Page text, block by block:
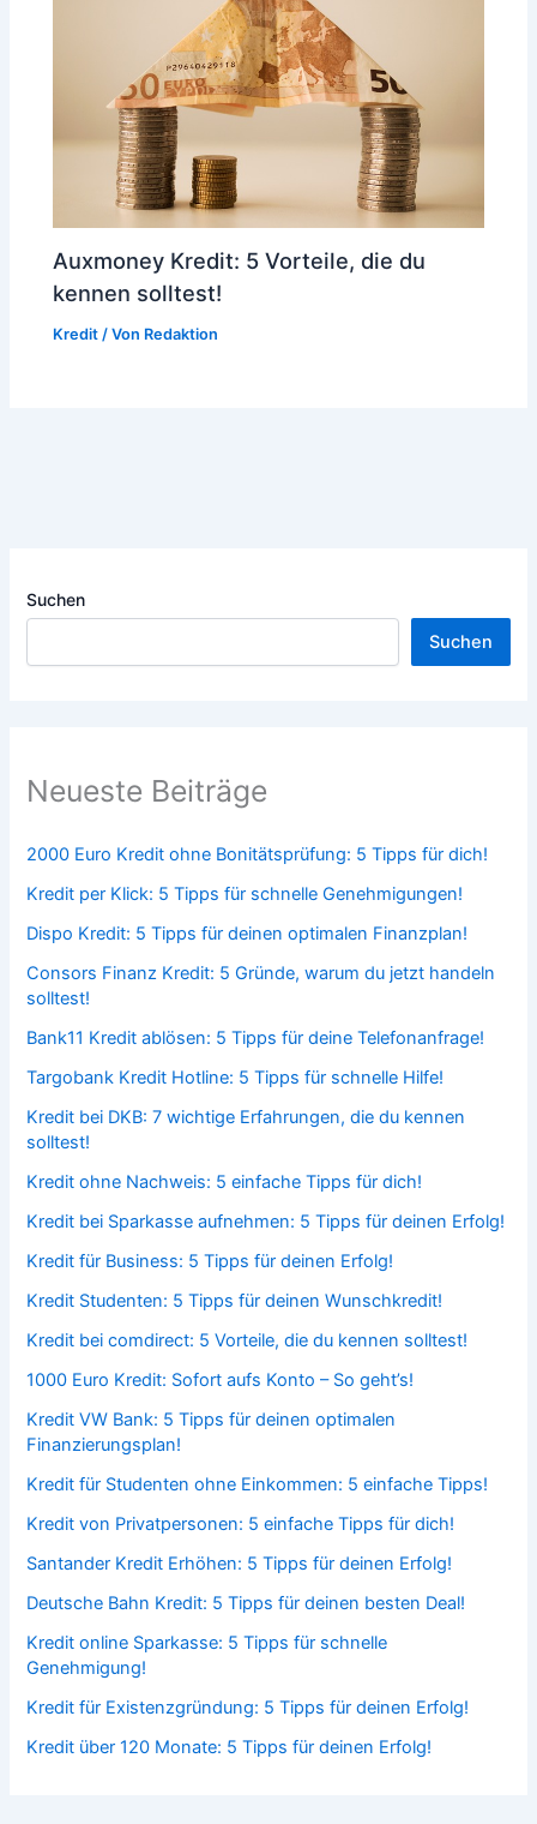
Auxmoney Kredit: 5 Vorteile, die du
kennen solltest!
Kredit / Von Redaktion
Suchen
Suchen
Neueste Beiträge
2000 Euro Kredit ohne Bonitätsprüfung: 5 Tipps für dich!
Kredit per Klick: 5 Tipps für schnelle Genehmigungen!
Dispo Kredit: 5 Tipps für deinen optimalen Finanzplan!
Consors Finanz Kredit: 5 Gründe, warum du jetzt handeln
solltest!
Bank11 Kredit ablösen: 5 Tipps für deine Telefonanfrage!
Targobank Kredit Hotline: 5 Tipps für schnelle Hilfe!
Kredit bei DKB: 7 wichtige Erfahrungen, die du kennen
solltest!
Kredit ohne Nachweis: 5 einfache Tipps für dich!
Kredit bei Sparkasse aufnehmen: 5 Tipps für deinen Erfolg!
Kredit für Business: 5 Tipps für deinen Erfolg!
Kredit Studenten: 5 Tipps für deinen Wunschkredit!
Kredit bei comdirect: 5 Vorteile, die du kennen solltest!
1000 Euro Kredit: Sofort aufs Konto – So geht’s!
Kredit VW Bank: 5 Tipps für deinen optimalen
Finanzierungsplan!
Kredit für Studenten ohne Einkommen: 5 einfache Tipps!
Kredit von Privatpersonen: 5 einfache Tipps für dich!
Santander Kredit Erhöhen: 5 Tipps für deinen Erfolg!
Deutsche Bahn Kredit: 5 Tipps für deinen besten Deal!
Kredit online Sparkasse: 5 Tipps für schnelle
Genehmigung!
Kredit für Existenzgründung: 5 Tipps für deinen Erfolg!
Kredit über 120 Monate: 5 Tipps für deinen Erfolg!